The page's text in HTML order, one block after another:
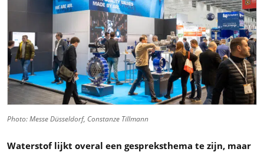
Photo: Messe Düsseldorf, Constanze Tillmann
Waterstof lijkt overal een gespreksthema te zijn, maar